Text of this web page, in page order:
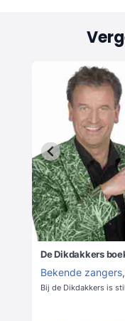
De Dikdakkers
Bekende zangers,
Bij de Dikdakkers is